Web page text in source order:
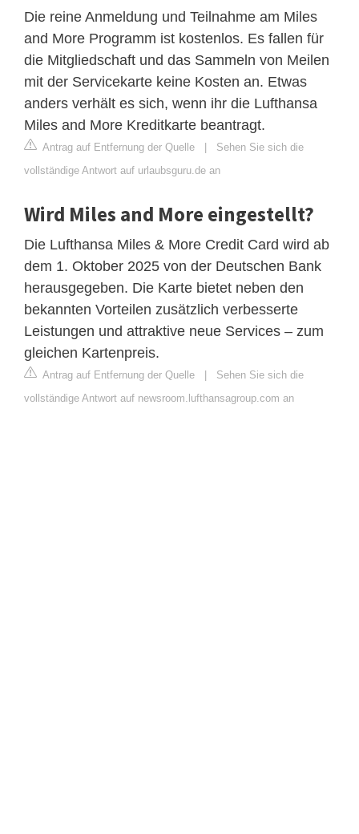
Die reine Anmeldung und Teilnahme am Miles
and More Programm ist kostenlos. Es fallen für
die Mitgliedschaft und das Sammeln von Meilen
mit der Servicekarte keine Kosten an. Etwas
anders verhält es sich, wenn ihr die Lufthansa
Miles and More Kreditkarte beantragt.
Antrag auf Entfernung der Quelle | Sehen Sie sich die
vollständige Antwort auf urlaubsguru.de an
Wird Miles and More eingestellt?
Die Lufthansa Miles & More Credit Card wird ab
dem 1. Oktober 2025 von der Deutschen Bank
herausgegeben. Die Karte bietet neben den
bekannten Vorteilen zusätzlich verbesserte
Leistungen und attraktive neue Services – zum
gleichen Kartenpreis.
Antrag auf Entfernung der Quelle | Sehen Sie sich die
vollständige Antwort auf newsroom.lufthansagroup.com an